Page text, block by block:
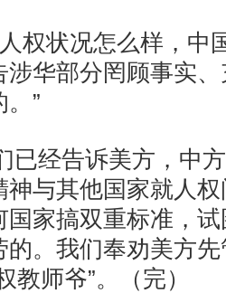
权状况怎么样，中
华部分罔顾事实
”
已经告诉美方，中
与其他国家就人
家搞双重标准，
的。我们奉劝美方
教师爷”。（完）